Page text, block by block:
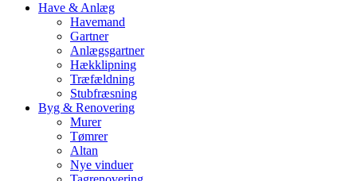
Have & Anlæg
Havemand
Gartner
Anlægsgartner
Hækklipning
Træfældning
Stubfræsning
Byg & Renovering
Murer
Tømrer
Altan
Nye vinduer